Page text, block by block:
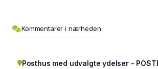
Kommentarer i nærheden
Posthus med udvalgte ydelser -